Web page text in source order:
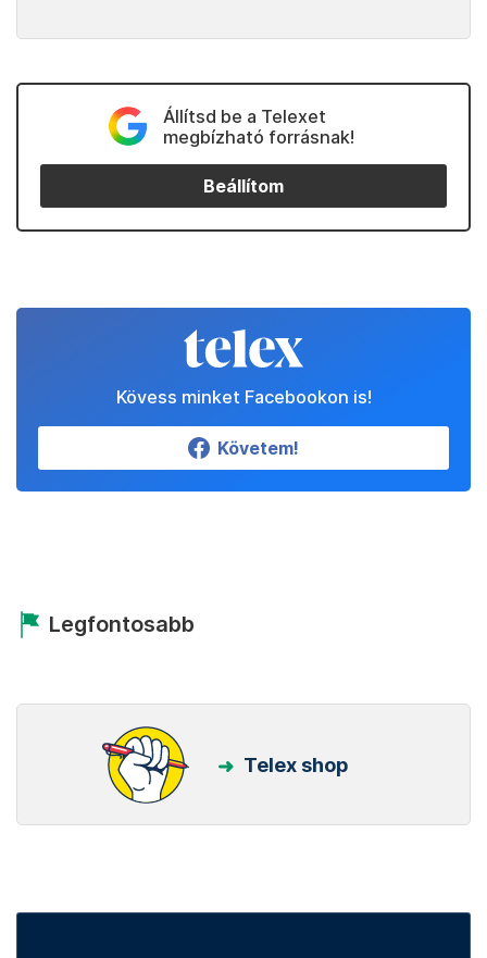
Állítsd be a Telexet
megbízható forrásnak!
Beállítom
Kövess minket Facebookon is!
Követem!
Legfontosabb
Telex shop